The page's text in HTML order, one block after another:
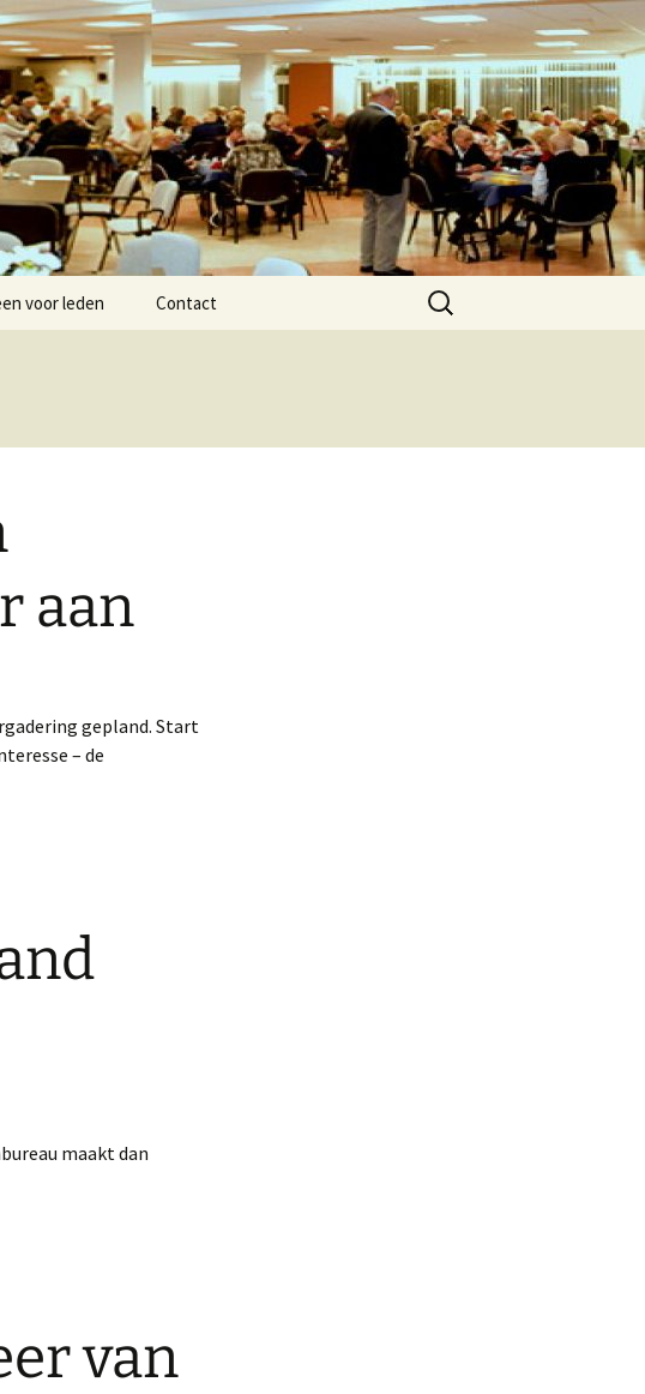
voor leden
Evenementen
Contact
Zoeken
naar:
aan
gepland. Start
– de
maakt dan
van